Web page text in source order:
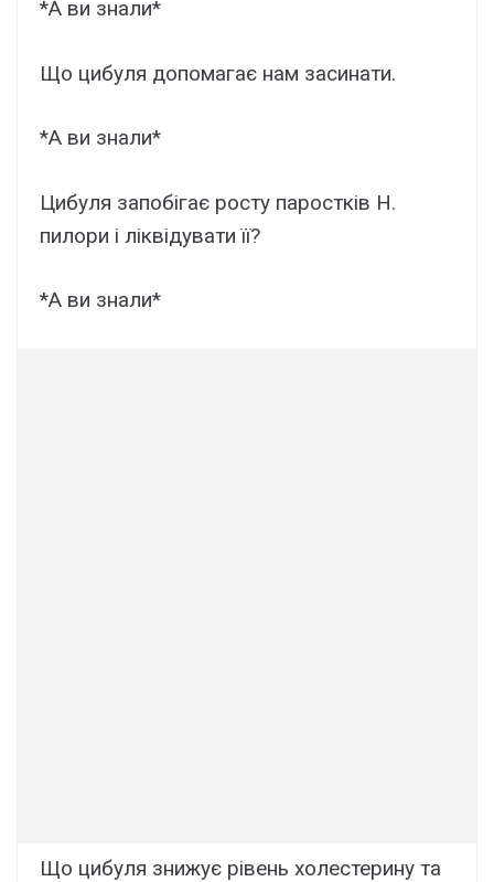
*А ви знали*
Що цибуля допомагає нам засинати.
*А ви знали*
Цибуля запобігає росту паростків H.
пилори і ліквідувати її?
*А ви знали*
Що цибуля знижує рівень холестерину та